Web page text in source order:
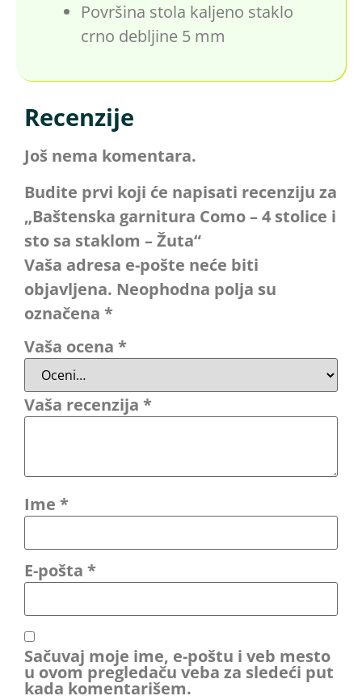
​Površina stola kaljeno staklo
crno debljine 5 mm
Recenzije
Još nema komentara.
Budite prvi koji će napisati recenziju za
„Baštenska garnitura Como – 4 stolice i
sto sa staklom – Žuta“
Vaša adresa e-pošte neće biti
objavljena. Neophodna polja su
označena *
Vaša ocena *
Vaša recenzija *
Ime *
E-pošta *
Sačuvaj moje ime, e-poštu i veb mesto
u ovom pregledaču veba za sledeći put
kada komentarišem.